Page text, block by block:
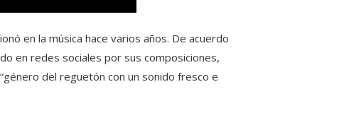
en la música hace varios años. De acuerdo
en redes sociales por sus composiciones,
del reguetón con un sonido fresco e